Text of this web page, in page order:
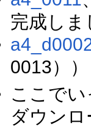
完成しま
0013）
ここで
ダウン